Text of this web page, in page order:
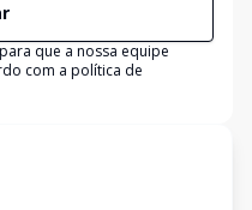
que a nossa equipe
com a política de